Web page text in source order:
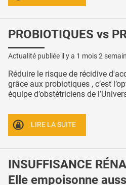
PROBIOTIQUES vs
Actualité publiée il y a 1 mois 2
Réduire le risque de récidive
grâce aux probiotiques , c’est
équipe d’obstétriciens de
LIRE LA SUITE
INSUFFISANCE
Elle empoisonne